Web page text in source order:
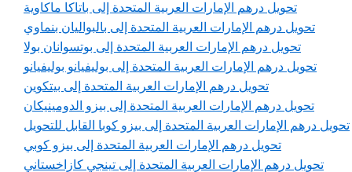
تحويل درهم الإمارات العربية المتحدة إلى باتاكا ماكاوية
تحويل درهم الإمارات العربية المتحدة إلى بالبواليان بنماوي
تحويل درهم الإمارات العربية المتحدة إلى بوتسوانان بولا
تحويل درهم الإمارات العربية المتحدة إلى بوليفيانو بوليفيانو
تحويل درهم الإمارات العربية المتحدة إلى بيتكوين
تحويل درهم الإمارات العربية المتحدة إلى بيزو الدومينيكان
تحويل درهم الإمارات العربية المتحدة إلى بيزو كوبا القابل للتحويل
تحويل درهم الإمارات العربية المتحدة إلى بيزو كوبي
تحويل درهم الإمارات العربية المتحدة إلى تينجي كازاخستاني